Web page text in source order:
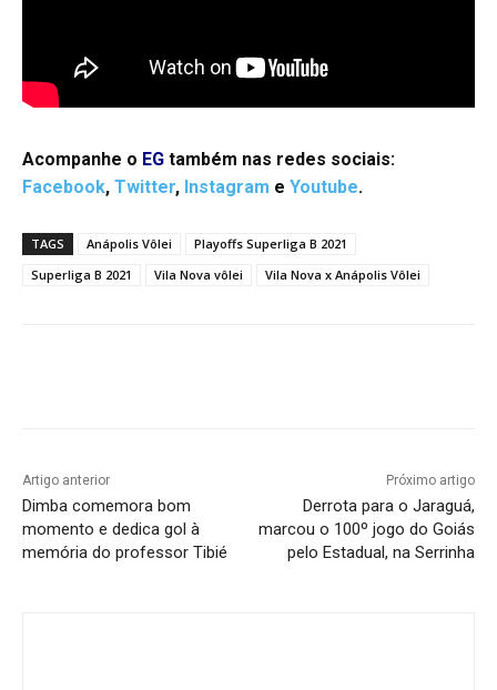
Acompanhe o EG também nas redes sociais:
Facebook, Twitter, Instagram e Youtube.
TAGS Anápolis Vôlei
Playoffs Superliga B 2021
Superliga B 2021
Vila Nova vôlei Vila Nova x Anápolis Vôlei
Artigo anterior
Dimba comemora bom
momento e dedica gol à
memória do professor Tibié
Próximo artigo
Derrota para o Jaraguá,
marcou o 100º jogo do Goiás
pelo Estadual, na Serrinha